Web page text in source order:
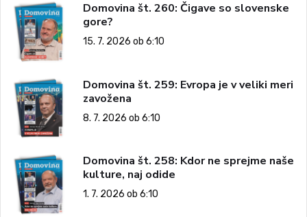
Domovina št. 260: Čigave so slovenske
gore?
15. 7. 2026 ob 6:10
Domovina št. 259: Evropa je v veliki meri
zavožena
8. 7. 2026 ob 6:10
Domovina št. 258: Kdor ne sprejme naše
kulture, naj odide
1. 7. 2026 ob 6:10